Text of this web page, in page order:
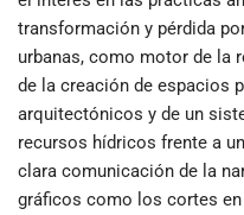
transformación y pérdida
urbanas, como motor de la
de la creación de espacios
arquitectónicos y de un
recursos hídricos frente a
clara comunicación de la
gráficos como los cortes